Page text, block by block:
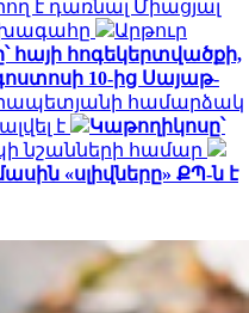
է դառնալ Միացյալ
Արթուր
հայի հոգեկերտվածքի,
10-ից Սայաթ-
համարձակ
է
Կաթողիկոսը՝
նշանների համար
«սլիվները» ՔՊ-ն է